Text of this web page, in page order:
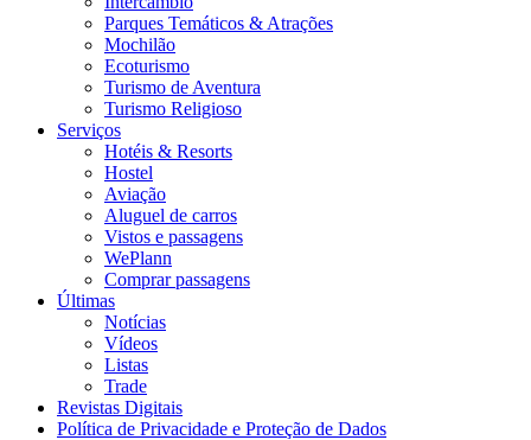
Parques Temáticos & Atrações
Mochilão
Ecoturismo
Turismo de Aventura
Turismo Religioso
Serviços
Hotéis & Resorts
Hostel
Aviação
Aluguel de carros
Vistos e passagens
WePlann
Comprar passagens
Últimas
Notícias
Vídeos
Listas
Trade
Revistas Digitais
Política de Privacidade e Proteção de Dados